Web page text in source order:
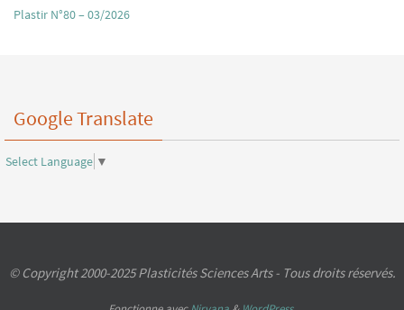
Plastir N°80 – 03/2026
Google Translate
Select Language ▼
© Copyright 2000-2025 Plasticités Sciences Arts - Tous droits réservés.